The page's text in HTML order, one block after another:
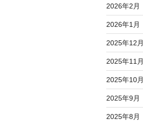
2026年2月
2026年1月
2025年12月
2025年11月
2025年10月
2025年9月
2025年8月